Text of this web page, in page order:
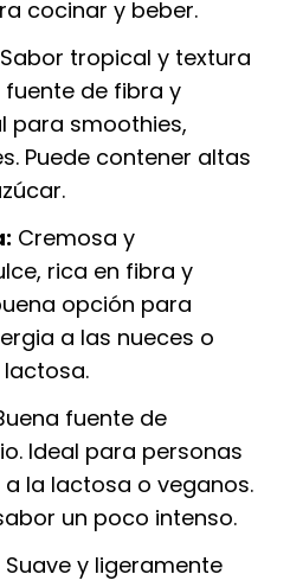
cocinar y beber.
Sabor tropical y textura
fuente de fibra y
para smoothies,
Puede contener altas
Cremosa y
rica en fibra y
opción para
a las nueces o
fuente de
Ideal para personas
la lactosa o veganos.
un poco intenso.
Suave y ligeramente